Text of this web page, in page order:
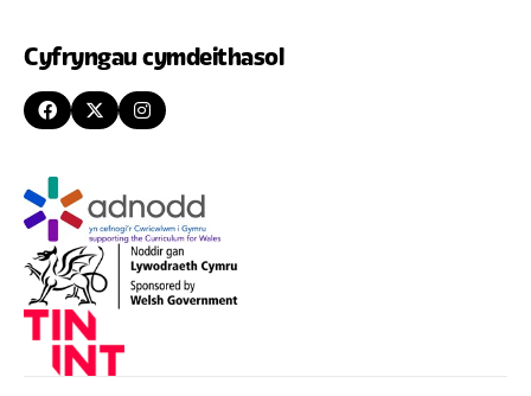
Cyfryngau cymdeithasol